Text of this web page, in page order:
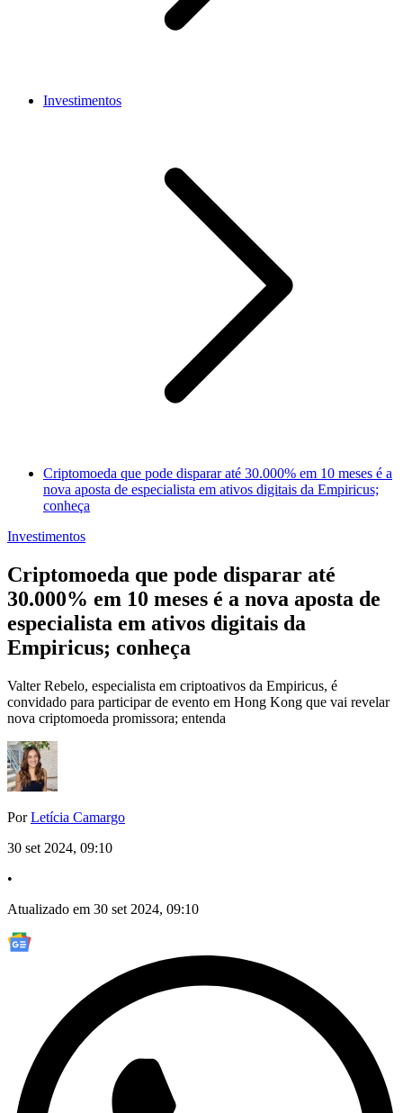
Investimentos
Criptomoeda que pode disparar até 30.000% em 10 meses é a
nova aposta de especialista em ativos digitais da Empiricus;
conheça
Investimentos
Criptomoeda que pode disparar até
30.000% em 10 meses é a nova aposta de
especialista em ativos digitais da
Empiricus; conheça
Valter Rebelo, especialista em criptoativos da Empiricus, é
convidado para participar de evento em Hong Kong que vai revelar
nova criptomoeda promissora; entenda
PorLetícia Camargo
30 set 2024, 09:10
•
Atualizado em 30 set 2024, 09:10